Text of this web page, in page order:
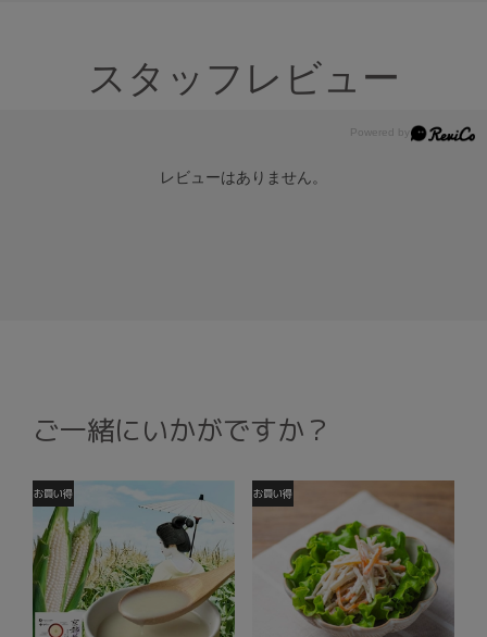
スタッフレビュー
レビューはありません。
ご一緒にいかがですか？